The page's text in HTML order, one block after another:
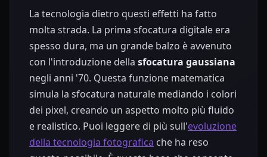
La tecnologia dietro questi effetti ha fatto
molta strada. La prima sfocatura digitale era
spesso dura, ma un grande balzo è avvenuto
con l'introduzione della sfocatura gaussiana
negli anni '70. Questa funzione matematica
simula la sfocatura naturale mediando i colori
dei pixel, creando un aspetto molto più fluido
e realistico. Puoi leggere di più sull'evoluzione
della tecnologia fotografica che ha reso